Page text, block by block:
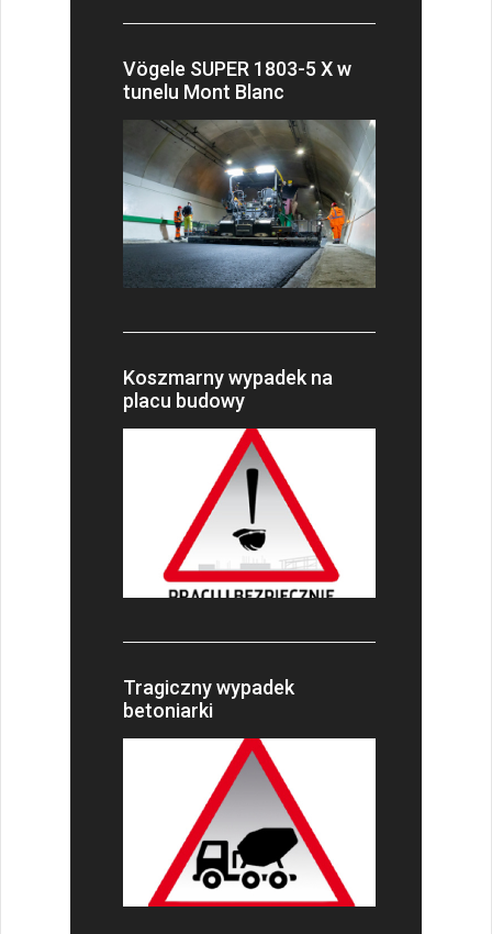
Vögele SUPER 1803-5 X w
tunelu Mont Blanc
Koszmarny wypadek na
placu budowy
Tragiczny wypadek
betoniarki